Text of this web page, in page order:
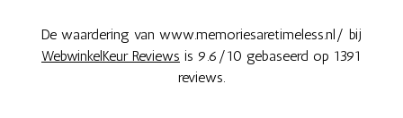
De waardering van www.memoriesaretimeless.nl/ bij
WebwinkelKeur Reviews is 9.6/10 gebaseerd op 1391
reviews.